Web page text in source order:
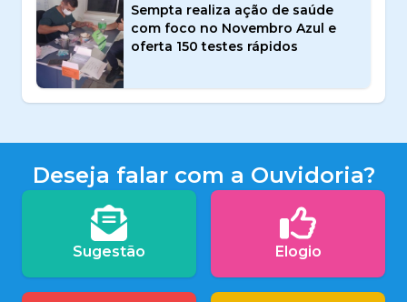
Sempta realiza ação de saúde
com foco no Novembro Azul e
oferta 150 testes rápidos
Deseja falar com a Ouvidoria?
Sugestão Elogio